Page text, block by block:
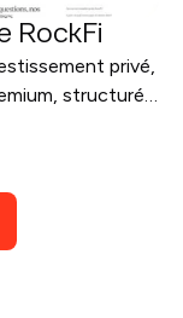
RockFi
privé,
structuré
qualifiés.